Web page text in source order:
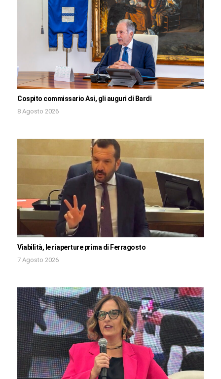
Cospito commissario Asi, gli auguri di Bardi
8 Agosto 2026
Viabilità, le riaperture prima di Ferragosto
7 Agosto 2026